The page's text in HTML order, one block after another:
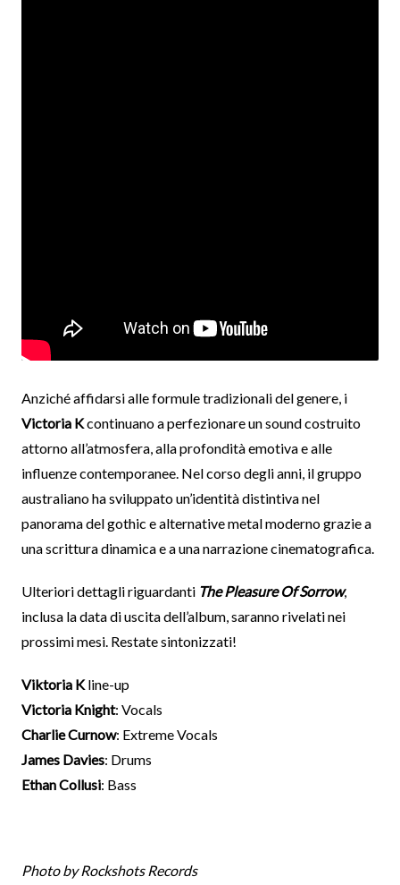
Anziché affidarsi alle formule tradizionali del genere, i
Victoria Kcontinuano a perfezionare un sound costruito
attorno all’atmosfera, alla profondità emotiva e alle
influenze contemporanee. Nel corso degli anni, il gruppo
australiano ha sviluppato un’identità distintiva nel
panorama del gothic e alternative metal moderno grazie a
una scrittura dinamica e a una narrazione cinematografica.
Ulteriori dettagli riguardanti The Pleasure Of Sorrow,
inclusa la data di uscita dell’album, saranno rivelati nei
prossimi mesi. Restate sintonizzati!
Viktoria Kline-up
Victoria Knight: Vocals
Charlie Curnow: Extreme Vocals
James Davies: Drums
Ethan Collusi: Bass
Photo by Rockshots Records